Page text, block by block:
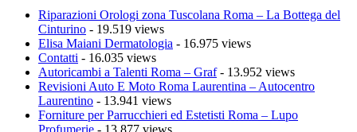
Riparazioni Orologi zona Tuscolana Roma – La Bottega del
Cinturino - 19.519 views
Elisa Maiani Dermatologia - 16.975 views
Contatti - 16.035 views
Autoricambi a Talenti Roma – Graf- 13.952 views
Revisioni Auto E Moto Roma Laurentina – Autocentro
Laurentino - 13.941 views
Forniture per Parrucchieri ed Estetisti Roma – Lupo
Profumerie - 13.877 views